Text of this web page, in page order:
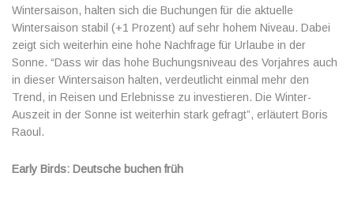
Wintersaison, halten sich die Buchungen für die aktuelle
Wintersaison stabil (+1 Prozent) auf sehr hohem Niveau. Dabei
zeigt sich weiterhin eine hohe Nachfrage für Urlaube in der
Sonne. “Dass wir das hohe Buchungsniveau des Vorjahres auch
in dieser Wintersaison halten, verdeutlicht einmal mehr den
Trend, in Reisen und Erlebnisse zu investieren. Die Winter-
Auszeit in der Sonne ist weiterhin stark gefragt”, erläutert Boris
Raoul.
Early Birds: Deutsche buchen früh